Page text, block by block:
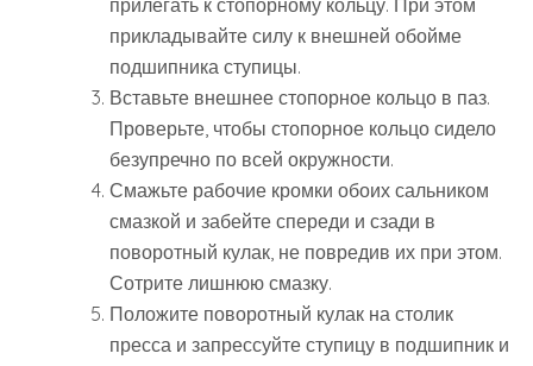
прилегать к стопорному кольцу. При этом
прикладывайте силу к внешней обойме
подшипника ступицы.
Вставьте внешнее стопорное кольцо в паз.
Проверьте, чтобы стопорное кольцо сидело
безупречно по всей окружности.
Смажьте рабочие кромки обоих сальником
смазкой и забейте спереди и сзади в
поворотный кулак, не повредив их при этом.
Сотрите лишнюю смазку.
Положите поворотный кулак на столик
пресса и запрессуйте ступицу в подшипник и